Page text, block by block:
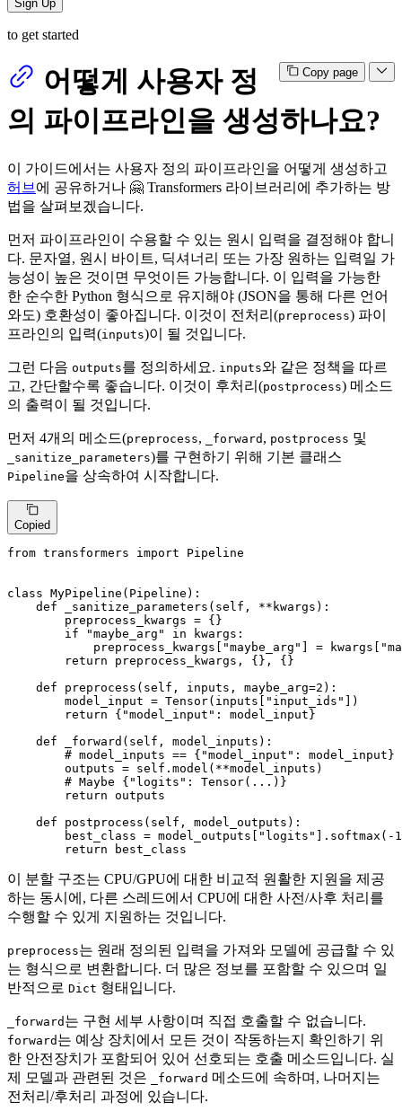
Sign Up
to get started
Copy page
어떻게 사용자 정
의 파이프라인을 생성하나요?
이 가이드에서는 사용자 정의 파이프라인을 어떻게 생성하고
허브 에 공유하거나 🤗 Transformers 라이브러리에 추가하는 방
법을 살펴보겠습니다.
먼저 파이프라인이 수용할 수 있는 원시 입력을 결정해야 합니
다. 문자열, 원시 바이트, 딕셔너리 또는 가장 원하는 입력일 가
능성이 높은 것이면 무엇이든 가능합니다. 이 입력을 가능한
한 순수한 Python 형식으로 유지해야 (JSON을 통해 다른 언어
와도) 호환성이 좋아집니다. 이것이 전처리(preprocess) 파이
프라인의 입력(inputs)이 될 것입니다.
그런 다음 outputs를 정의하세요. inputs와 같은 정책을 따르
고, 간단할수록 좋습니다. 이것이 후처리(postprocess) 메소드
의 출력이 될 것입니다.
먼저 4개의 메소드(preprocess, _forward , postprocess 및
_sanitize_parameters)를 구현하기 위해 기본 클래스
Pipeline을 상속하여 시작합니다.
Copied
from transformers import Pipeline
class MyPipeline ( Pipeline ):
def
_sanitize_parameters ( self, **kwargs ):
        preprocess_kwargs = {}
if
"maybe_arg" in kwargs:
            preprocess_kwargs[
"maybe_arg" ] = kwargs[
return preprocess_kwargs, {}, {}
def
preprocess ( self, inputs, maybe_arg=2 ):
        model_input = Tensor(inputs[
"input_ids" ])
return { "model_input" : model_input}
def
_forward ( self, model_inputs ):
# model_inputs == {"model_input": model_input}
        outputs = self.model(**model_inputs)
# Maybe {"logits": Tensor(...)}
return outputs
def
postprocess ( self, model_outputs ):
        best_class = model_outputs[
"logits" ].softmax(- 1
return best_class
이 분할 구조는 CPU/GPU에 대한 비교적 원활한 지원을 제공
하는 동시에, 다른 스레드에서 CPU에 대한 사전/사후 처리를
수행할 수 있게 지원하는 것입니다.
preprocess는 원래 정의된 입력을 가져와 모델에 공급할 수 있
는 형식으로 변환합니다. 더 많은 정보를 포함할 수 있으며 일
반적으로 Dict 형태입니다.
_forward 는 구현 세부 사항이며 직접 호출할 수 없습니다.
forward 는 예상 장치에서 모든 것이 작동하는지 확인하기 위
한 안전장치가 포함되어 있어 선호되는 호출 메소드입니다. 실
제 모델과 관련된 것은
_forward 메소드에 속하며, 나머지는
전처리/후처리 과정에 있습니다.